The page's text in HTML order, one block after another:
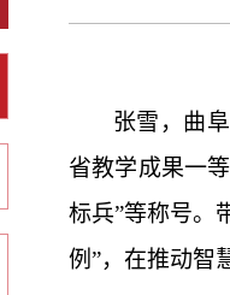
张雪，曲
省教学成果一
标兵”等称号。
例”，在推动智